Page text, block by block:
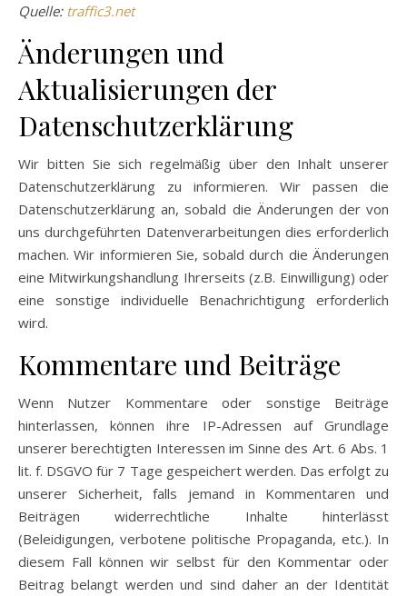
Quelle: traffic3.net
Änderungen und
Aktualisierungen der
Datenschutzerklärung
Wir bitten Sie sich regelmäßig über den Inhalt unserer
Datenschutzerklärung zu informieren. Wir passen die
Datenschutzerklärung an, sobald die Änderungen der von
uns durchgeführten Datenverarbeitungen dies erforderlich
machen. Wir informieren Sie, sobald durch die Änderungen
eine Mitwirkungshandlung Ihrerseits (z.B. Einwilligung) oder
eine sonstige individuelle Benachrichtigung erforderlich
wird.
Kommentare und Beiträge
Wenn Nutzer Kommentare oder sonstige Beiträge
hinterlassen, können ihre IP-Adressen auf Grundlage
unserer berechtigten Interessen im Sinne des Art. 6 Abs. 1
lit. f. DSGVO für 7 Tage gespeichert werden. Das erfolgt zu
unserer Sicherheit, falls jemand in Kommentaren und
Beiträgen widerrechtliche Inhalte hinterlässt
(Beleidigungen, verbotene politische Propaganda, etc.). In
diesem Fall können wir selbst für den Kommentar oder
Beitrag belangt werden und sind daher an der Identität